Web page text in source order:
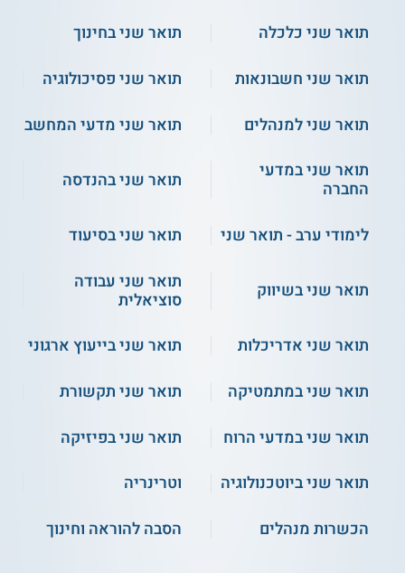
הלימודים לא מתקיים קשר מכל סוג שהוא.
למידע נוסף לחצו:אוניברסיטת בן-גוריון בנגב
תואר שני כלכלה
תואר שני בחינוך
תואר שני חשבונאות
תואר שני פסיכולוגיה
תואר שני למנהלים
תואר שני מדעי המחשב
תואר שני במדעי
החברה
תואר שני בהנדסה
לימודי ערב - תואר שני תואר שני בסיעוד
תואר שני בשיווק
תואר שני עבודה
סוציאלית
תואר שני אדריכלות
תואר שני בייעוץ ארגוני
תואר שני במתמטיקה
תואר שני תקשורת
תואר שני במדעי הרוח
תואר שני בפיזיקה
תואר שני ביוטכנולוגיה
וטרינריה
הכשרות מנהלים
הסבה להוראה וחינוך